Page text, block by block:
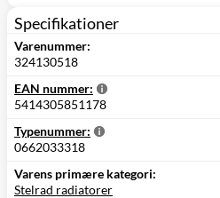
Specifikationer
Varenummer:
324130518
EAN nummer:
5414305851178
Typenummer:
0662033318
Varens primære kategori:
Stelrad radiatorer